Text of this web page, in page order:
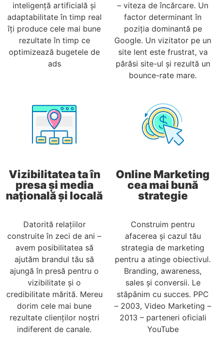
inteligență artificială și
adaptabilitate în timp real
îți produce cele mai bune
rezultate în timp ce
optimizează bugetele de
ads
– viteza de încărcare. Un
factor determinant în
poziția dominantă pe
Google. Un vizitator pe un
site lent este frustrat, va
părăsi site-ul și rezultă un
bounce-rate mare.
Vizibilitatea ta în
presa și media
națională și locală
Datorită relațiilor
construite în zeci de ani –
avem posibilitatea să
ajutăm brandul tău să
ajungă în presă pentru o
vizibilitate și o
credibilitate mărită. Mereu
dorim cele mai bune
rezultate clienților noștri
indiferent de canale.
Online Marketing
cea mai bună
strategie
Construim pentru
afacerea și cazul tău
strategia de marketing
pentru a atinge obiectivul.
Branding, awareness,
sales și conversii. Le
stăpânim cu succes. PPC
– 2003, Video Marketing –
2013 – parteneri oficiali
YouTube